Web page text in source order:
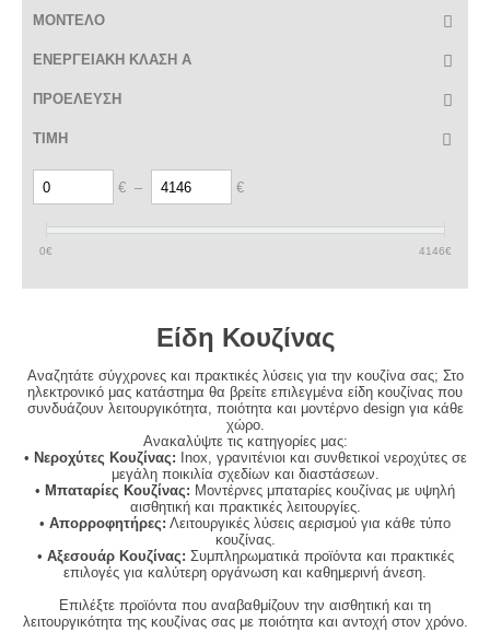
ΜΟΝΤΕΛΟ
ΕΝΕΡΓΕΙΑΚΗ ΚΛΑΣΗ A
ΠΡΟΕΛΕΥΣΗ
ΤΙΜΗ
€ – €
0€ 4146€
Είδη Κουζίνας
Αναζητάτε σύγχρονες και πρακτικές λύσεις για την κουζίνα σας; Στο
ηλεκτρονικό μας κατάστημα θα βρείτε επιλεγμένα είδη κουζίνας που
συνδυάζουν λειτουργικότητα, ποιότητα και μοντέρνο design για κάθε
χώρο.
Ανακαλύψτε τις κατηγορίες μας:
• Νεροχύτες Κουζίνας: Inox, γρανιτένιοι και συνθετικοί νεροχύτες σε
μεγάλη ποικιλία σχεδίων και διαστάσεων.
• Μπαταρίες Κουζίνας: Μοντέρνες μπαταρίες κουζίνας με υψηλή
αισθητική και πρακτικές λειτουργίες.
• Απορροφητήρες: Λειτουργικές λύσεις αερισμού για κάθε τύπο
κουζίνας.
• Αξεσουάρ Κουζίνας: Συμπληρωματικά προϊόντα και πρακτικές
επιλογές για καλύτερη οργάνωση και καθημερινή άνεση.
Επιλέξτε προϊόντα που αναβαθμίζουν την αισθητική και τη
λειτουργικότητα της κουζίνας σας με ποιότητα και αντοχή στον χρόνο.